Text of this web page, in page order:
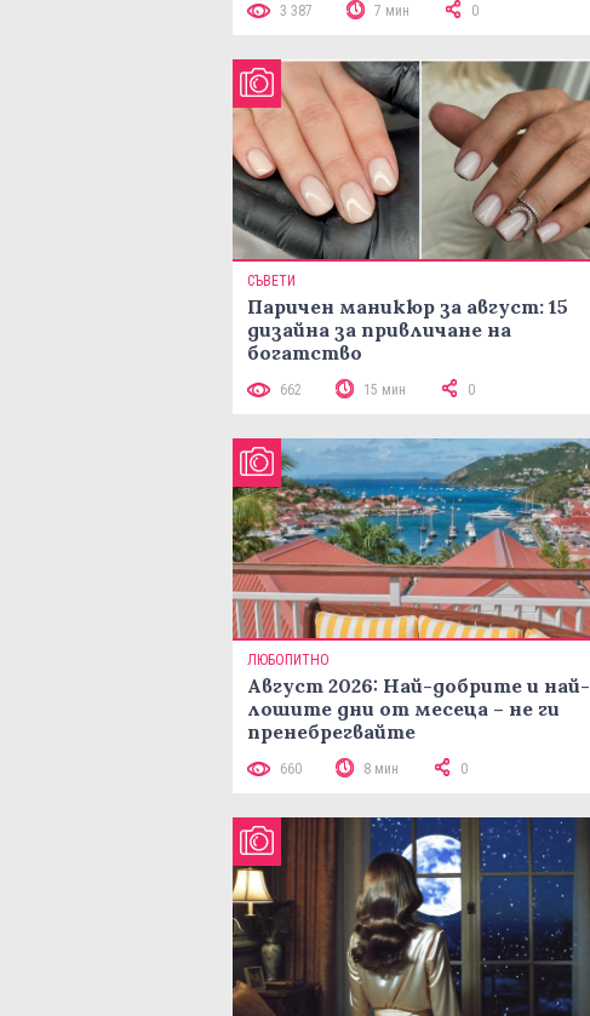
3 387 7 мин 0
СЪВЕТИ
Паричен маникюр за август: 15
дизайна за привличане на
богатство
662 15 мин 0
ЛЮБОПИТНО
Август 2026: Най-добрите и най-
лошите дни от месеца – не ги
пренебрегвайте
660 8 мин 0